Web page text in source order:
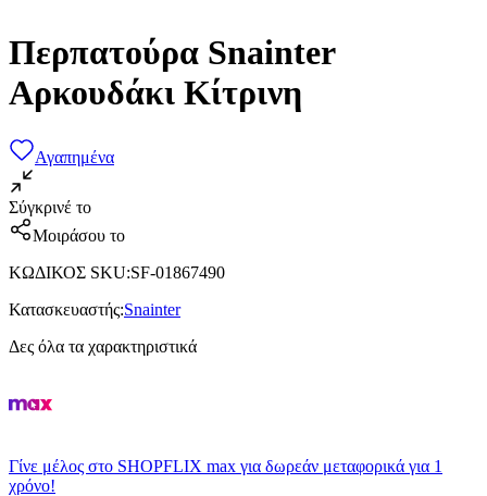
Περπατούρα Snainter
Αρκουδάκι Κίτρινη
Αγαπημένα
Σύγκρινέ το
Μοιράσου το
ΚΩΔΙΚΟΣ SKU:SF-01867490
Κατασκευαστής:Snainter
Δες όλα τα χαρακτηριστικά
Γίνε μέλος στο SHOPFLIX max για δωρεάν μεταφορικά για 1
χρόνο!